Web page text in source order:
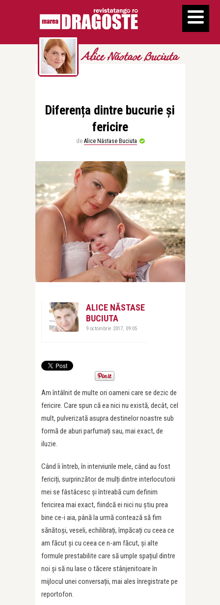
Alice Năstase Buciuta
Diferența dintre bucurie și
fericire
de Alice Năstase Buciuta
ALICE NĂSTASE
BUCIUTA
9 octombrie 2017, 09:05
Am întâlnit de multe ori oameni care se dezic de
fericire. Care spun că ea nici nu există, decât, cel
mult, pulverizată asupra destinelor noastre sub
formă de aburi parfumați sau, mai exact, de
iluzie.
Când îi întreb, în interviurile mele, când au fost
fericiți, surprinzător de mulți dintre interlocutorii
mei se fâstâcesc și întreabă cum definim
fericirea mai exact, fiindcă ei nici nu știu prea
bine ce-i aia, până la urmă contează să fim
sănătoși, veseli, echilibrați, împăcați cu ceea ce
am făcut și cu ceea ce n-am făcut, și alte
formule prestabilite care să umple spațiul dintre
noi și să nu lase o tăcere stânjenitoare în
mijlocul unei conversații, mai ales înregistrate pe
reportofon.